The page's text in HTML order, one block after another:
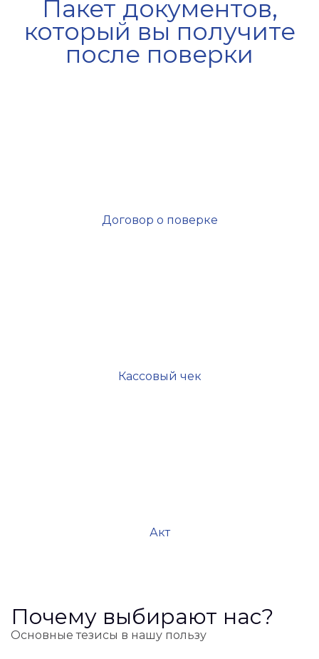
Пакет документов,
который вы получите
после поверки
Договор о поверке
Кассовый чек
Акт
Почему выбирают нас?
Основные тезисы в нашу пользу